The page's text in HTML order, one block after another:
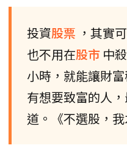
投資股票 ，其實
也不用在股市 中
小時，就能讓財
有想要致富的人
道。《不選股，